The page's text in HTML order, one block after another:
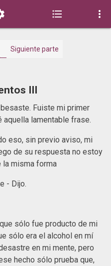
 
Siguiente parte
III
besaste. Fuiste mi primer
aquella lamentable frase.
eso, sin previo aviso, mi
de su respuesta no estoy
la misma forma
- Dijo.
sólo fue producto de mi
sólo era el alcohol en mí
en mi mente, pero
hecho sólo prueba que,